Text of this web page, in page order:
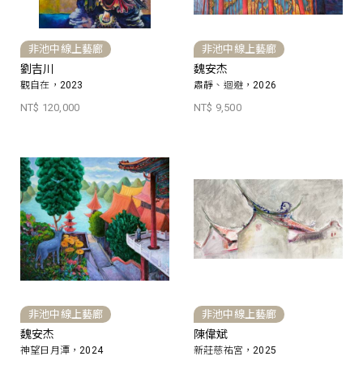
非池中線上藝廊
劉吉川
觀自在，2023
NT$ 120,000
非池中線上藝廊
魏安杰
肅靜、迴避，2026
NT$ 9,500
非池中線上藝廊
魏安杰
神望日月潭，2024
非池中線上藝廊
陳偉斌
新莊慈祐宮，2025